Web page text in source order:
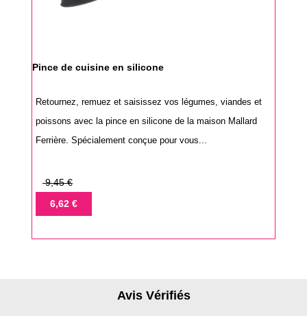
Pince de cuisine en silicone
Retournez, remuez et saisissez vos légumes, viandes et
poissons avec la pince en silicone de la maison Mallard
Ferrière. Spécialement conçue pour vous...
Prix
base
9,45 €
Prix6,62 €
Avis Vérifiés